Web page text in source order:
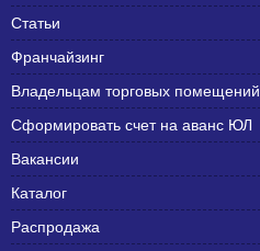
Статьи
Франчайзинг
Владельцам торговых помещений
Сформировать счет на аванс ЮЛ
Вакансии
Каталог
Распродажа